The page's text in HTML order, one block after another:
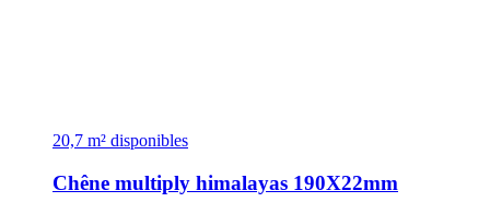
20,7 m² disponibles
Chêne multiply himalayas 190X22mm